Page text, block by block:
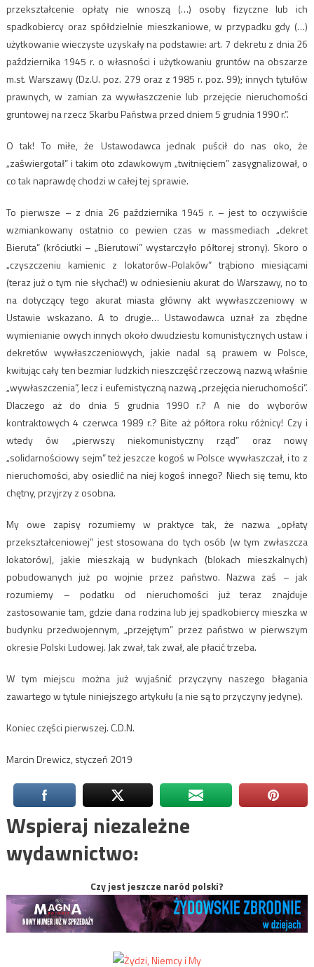
przekształcenie opłaty nie wnoszą (…) osoby fizyczne lub ich
spadkobiercy oraz spółdzielnie mieszkaniowe, w przypadku gdy (…)
użytkowanie wieczyste uzyskały na podstawie: art. 7 dekretu z dnia 26
października 1945 r. o własności i użytkowaniu gruntów na obszarze
m.st. Warszawy (Dz.U. poz. 279 oraz z 1985 r. poz. 99); innych tytułów
prawnych, w zamian za wywłaszczenie lub przejęcie nieruchomości
gruntowej na rzecz Skarbu Państwa przed dniem 5 grudnia 1990 r.”.
O tak! To miłe, że Ustawodawca jednak puścił do nas oko, że
„zaświergotał” i takim oto zdawkowym „twitnięciem” zasygnalizował, o
co tak naprawdę chodzi w całej tej sprawie.
To pierwsze – z dnia 26 października 1945 r. – jest to oczywiście
wzmiankowany ostatnio co pewien czas w massmediach „dekret
Bieruta” (króciutki – „Bierutowi” wystarczyło półtorej strony). Skoro o
„czyszczeniu kamienic z lokatorów-Polaków” trąbiono miesiącami
(teraz już o tym nie słychać!) w odniesieniu akurat do Warszawy, no to
na dotyczący tego akurat miasta główny akt wywłaszczeniowy w
Ustawie wskazano. A to drugie… Ustawodawca uznał za zbędne
wymienianie owych innych około dwudziestu komunistycznych ustaw i
dekretów wywłaszczeniowych, jakie nadal są prawem w Polsce,
kwitując cały ten bezmiar ludzkich nieszczęść rzeczową nazwą właśnie
„wywłaszczenia”, lecz i eufemistyczną nazwą „przejęcia nieruchomości”.
Dlaczego aż do dnia 5 grudnia 1990 r.? A nie do wyborów
kontraktowych 4 czerwca 1989 r.? Bite aż półtora roku różnicy! Czy i
wtedy ów „pierwszy niekomunistyczny rząd” oraz nowy
„solidarnościowy sejm” też jeszcze kogoś w Polsce wywłaszczał, i to z
nieruchomości, aby osiedlić na niej kogoś innego? Niech się temu, kto
chętny, przyjrzy z osobna.
My owe zapisy rozumiemy w praktyce tak, że nazwa „opłaty
przekształceniowej” jest stosowana do tych osób (w tym zwłaszcza
lokatorów), jakie mieszkają w budynkach (blokach mieszkalnych)
pobudowanych już po wojnie przez państwo. Nazwa zaś – jak
rozumiemy – podatku od nieruchomości już teraz znajduje
zastosowanie tam, gdzie dana rodzina lub jej spadkobiercy mieszka w
budynku przedwojennym, „przejętym” przez państwo w pierwszym
okresie Polski Ludowej. Jak zwał, tak zwał, ale płacić trzeba.
W tym miejscu można już wyjaśnić przyczyny naszego błagania
zawartego w tytule niniejszego artykułu (a nie są to przyczyny jedyne).
Koniec części pierwszej. C.D.N.
Marcin Drewicz, styczeń 2019
Wspieraj niezależne
wydawnictwo:
Czy jest jeszcze naród polski?